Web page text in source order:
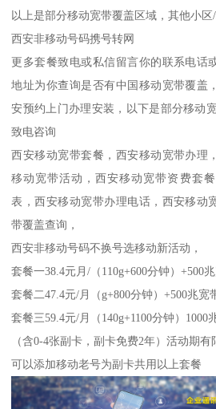
以上是部分移动宽带覆盖区域，其他小区
西安非移动号码携号转网
更多套餐致电或私信留言你的联系电话
地址为你查询是否有中国移动宽带覆盖
安预约上门办理安装，以下是部分移动
致电咨询
西安移动宽带套餐，西安移动宽带办理
移动宽带活动，西安移动宽带资费套
表，西安移动宽带办理电话，西安移动
带覆盖查询，
西安非移动号码不换号选移动新活动，
套餐一38.4元月/（110g+600分钟）+500
套餐二47.4元/月（g+800分钟）+500兆宽
套餐三59.4元/月（140g+1100分钟）1000
（含0-4张副卡，副卡免费2年）活动期
可以添加移动老号为副卡共用以上套餐